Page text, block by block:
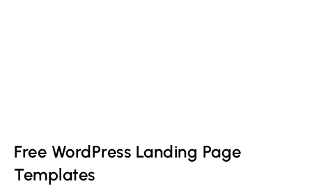
Free WordPress Landing Page
Templates